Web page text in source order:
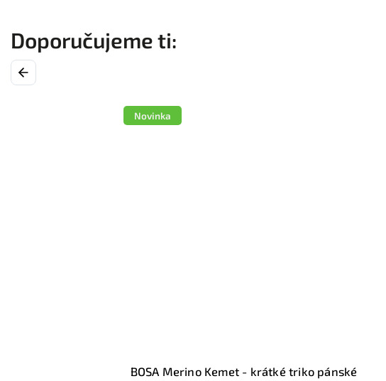
Previous
Novinka
BOSA Merino Kemet - krátké triko pánské